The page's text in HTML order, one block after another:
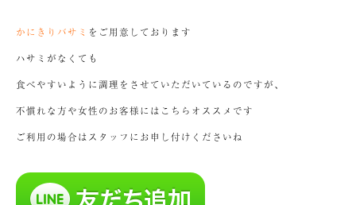
かにきりバサミ をご用意しております
ハサミがなくても
食べやすいように調理をさせていただいているのですが、
不慣れな方や女性のお客様にはこちらオススメです
ご利用の場合はスタッフにお申し付けくださいね